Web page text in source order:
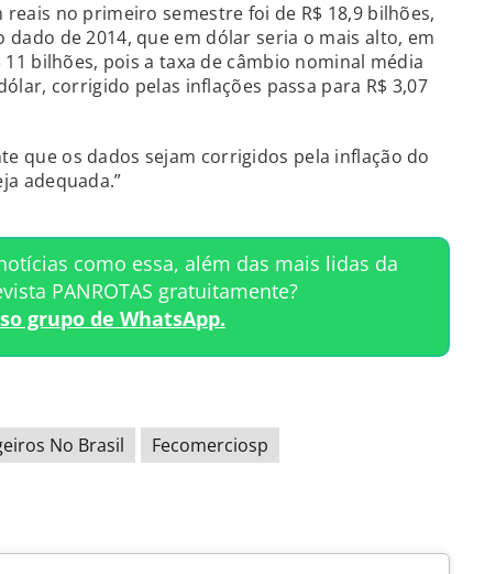
reais no primeiro semestre foi de R$ 18,9 bilhões,
dado de 2014, que em dólar seria o mais alto, em
bilhões, pois a taxa de câmbio nominal média
corrigido pelas inflações passa para R$ 3,07
que os dados sejam corrigidos pela inflação do
adequada.”
como essa, além das mais lidas da
PANROTAS gratuitamente?
grupo de WhatsApp.
No Brasil
Fecomerciosp